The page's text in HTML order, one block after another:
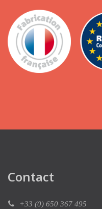
Contact
+33 (0) 650 367 495